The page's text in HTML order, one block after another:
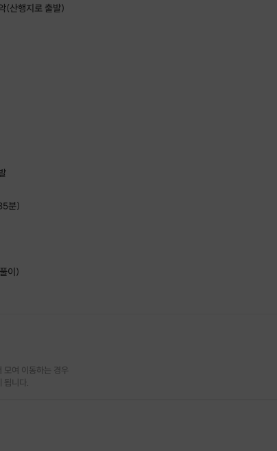
(산행지로 출발)
분)
이)
모여 이동하는 경우
됩니다.